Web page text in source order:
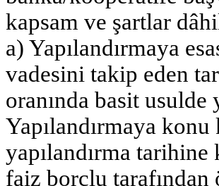
kapsam ve şartlar
a) Yapılandırmaya
vadesini takip eden
oranında basit
Yapılandırmaya
yapılandırma
faiz borçlu tarafından